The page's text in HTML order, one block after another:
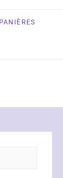
PANIÈRES